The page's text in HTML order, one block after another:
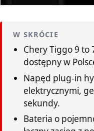
W SKRÓCIE
Chery Tiggo 9 to
dostępny w
Napęd plug-in
elektrycznymi,
sekundy.
Bateria o